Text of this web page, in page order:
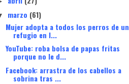
marzo (61)
Mujer adopta a todos los perros de un
refugio en I...
YouTube: roba bolsa de papas fritas
porque no le d...
Facebook: arrastra de los cabellos a
sobrina tras ...